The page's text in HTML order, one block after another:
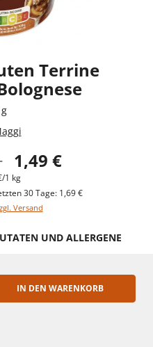
Terrine
1,49 €
1 kg
30 Tage: 1,69 €
Versand
UND ALLERGENE
IN DEN WARENKORB